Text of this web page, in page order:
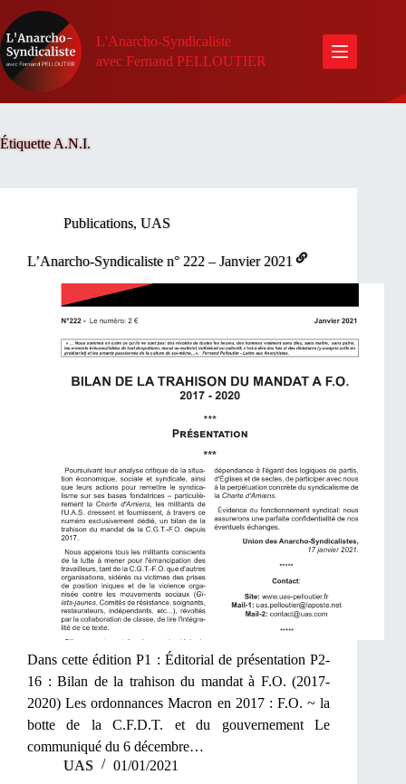
au
contenu
L'Anarcho-Syndicaliste
avec Fernand PELLOUTIER
ÉtiquetteA.N.I.
Publications, UAS
L’Anarcho-Syndicaliste n° 222 – Janvier 2021
Dans cette édition P1 : Éditorial de présentation P2-
16 : Bilan de la trahison du mandat à F.O. (2017-
2020) Les ordonnances Macron en 2017 : F.O. ~ la
botte de la C.F.D.T. et du gouvernement Le
communiqué du 6 décembre…
UAS
01/01/2021